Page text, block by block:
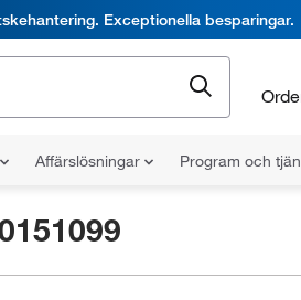
Exceptionella besparingar.
Affärslösningar Program och